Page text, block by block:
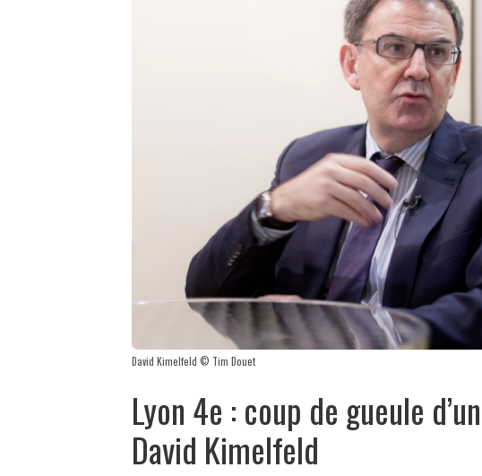
David Kimelfeld © Tim Douet
Lyon 4e : coup de gueule
David Kimelfeld